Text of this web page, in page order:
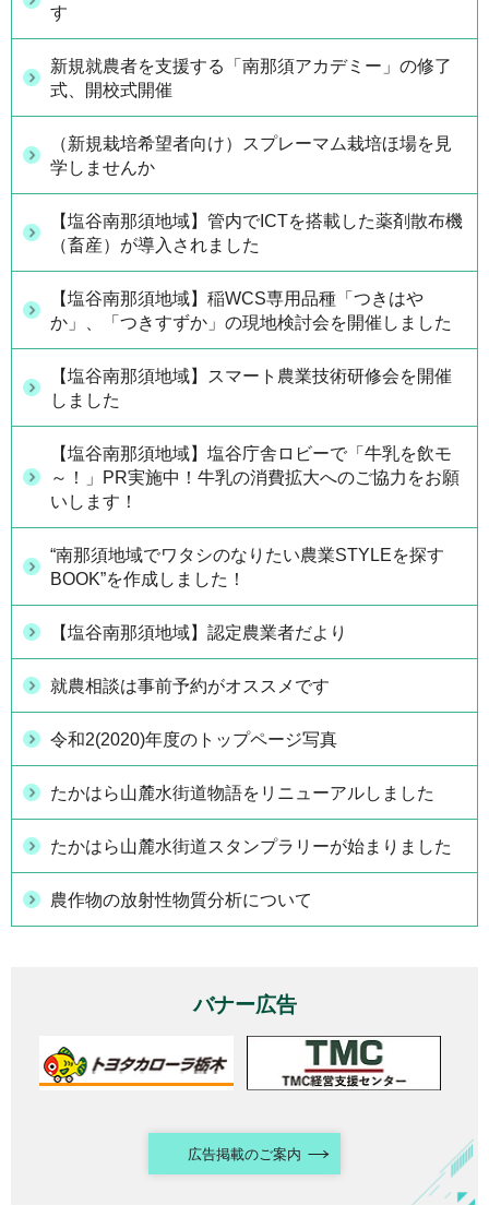
す
新規就農者を支援する「南那須アカデミー」の修了
式、開校式開催
（新規栽培希望者向け）スプレーマム栽培ほ場を見
学しませんか
【塩谷南那須地域】管内でICTを搭載した薬剤散布機
（畜産）が導入されました
【塩谷南那須地域】稲WCS専用品種「つきはや
か」、「つきすずか」の現地検討会を開催しました
【塩谷南那須地域】スマート農業技術研修会を開催
しました
【塩谷南那須地域】塩谷庁舎ロビーで「牛乳を飲モ
～！」PR実施中！牛乳の消費拡大へのご協力をお願
いします！
“南那須地域でワタシのなりたい農業STYLEを探す
BOOK”を作成しました！
【塩谷南那須地域】認定農業者だより
就農相談は事前予約がオススメです
令和2(2020)年度のトップページ写真
たかはら山麓水街道物語をリニューアルしました
たかはら山麓水街道スタンプラリーが始まりました
農作物の放射性物質分析について
バナー広告
広告掲載のご案内